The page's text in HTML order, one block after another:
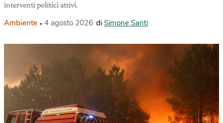
interventi politici attivi.
Ambiente 4 agosto 2026 di Simone Santi